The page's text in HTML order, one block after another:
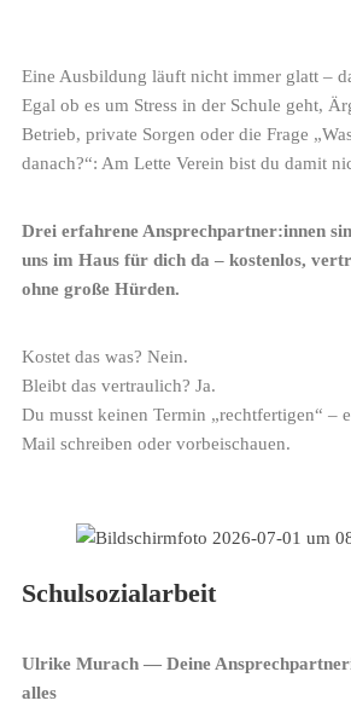
Eine Ausbildung läuft nicht immer glatt –
Egal ob es um Stress in der Schule geht,
Betrieb, private Sorgen oder die Frage
danach?“: Am Lette Verein bist du damit
Drei erfahrene Ansprechpartner:innen
uns im Haus für dich da – kostenlos,
ohne große Hürden.
Kostet das was? Nein.
Bleibt das vertraulich? Ja.
Du musst keinen Termin „rechtfertigen“ –
Mail schreiben oder vorbeischauen.
Schulsozialarbeit
Ulrike Murach — Deine
alles